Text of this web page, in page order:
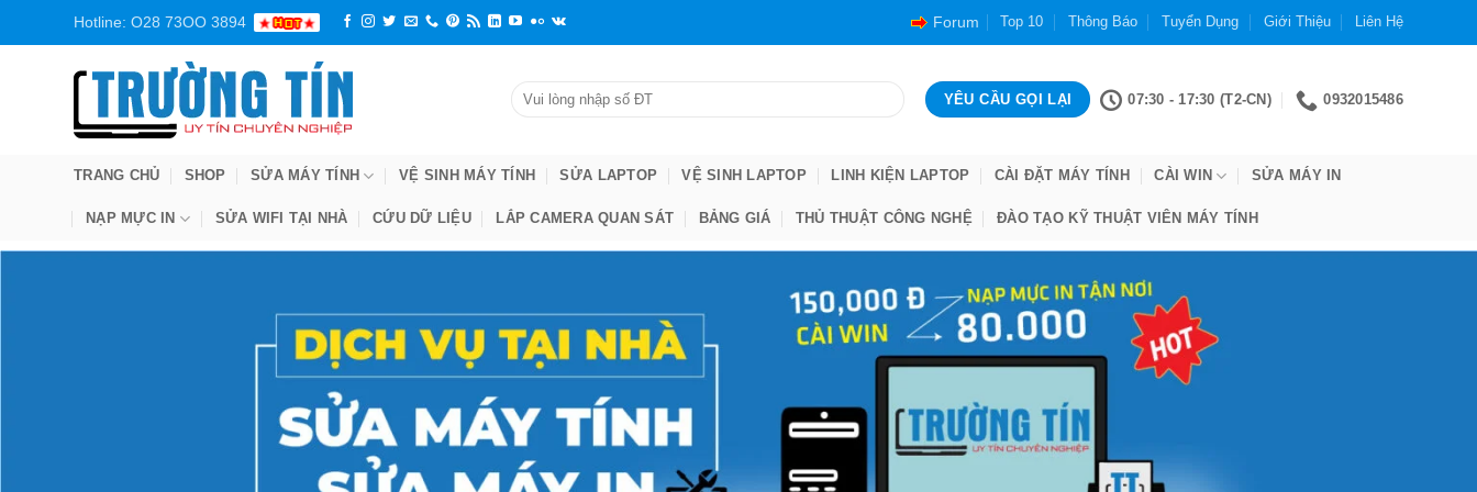
Hotline: O28 73OO 3894 Forum Top 10 Thông Báo Tuyển Dụng Giới Thiệu Liên Hệ
07:30 - 17:30 (T2-CN) 0932015486
TRANG CHỦ SHOP SỬA MÁY TÍNH VỆ SINH MÁY TÍNH SỬA LAPTOP VỆ SINH LAPTOP LINH KIỆN LAPTOP CÀI ĐẶT MÁY TÍNH CÀI WIN SỬA MÁY IN
NẠP MỰC IN SỬA WIFI TẠI NHÀ CỨU DỮ LIỆU LẮP CAMERA QUAN SÁT BẢNG GIÁ THỦ THUẬT CÔNG NGHỆ ĐÀO TẠO KỸ THUẬT VIÊN MÁY TÍNH